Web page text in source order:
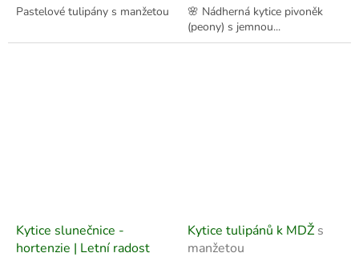
Pastelové tulipány s manžetou
🌸 Nádherná kytice pivoněk
(peony) s jemnou...
Kytice slunečnice -
hortenzie | Letní radost
Kytice tulipánů k MDŽ s
manžetou